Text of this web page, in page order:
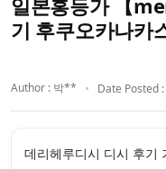
일본홍등가 【
기 후쿠오카나카
Author : 박** Date Posted
데리헤루디시 디시 후기